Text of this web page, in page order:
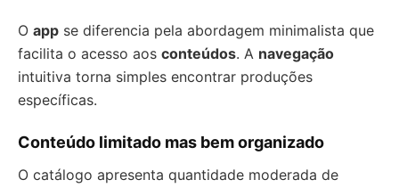
O app se diferencia pela abordagem minimalista que
facilita o acesso aos conteúdos. A navegação
intuitiva torna simples encontrar produções
específicas.
Conteúdo limitado mas bem organizado
O catálogo apresenta quantidade moderada de